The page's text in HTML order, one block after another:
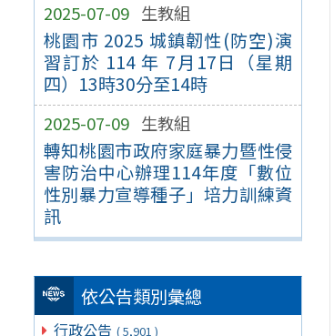
2025-07-09 生教組
桃園市 2025 城鎮韌性(防空)演
習訂於 114 年 7月17日（星期
四）13時30分至14時
2025-07-09 生教組
轉知桃園市政府家庭暴力暨性侵
害防治中心辦理114年度「數位
性別暴力宣導種子」培力訓練資
訊
依公告類別彙總
行政公告 ( 5,901 )